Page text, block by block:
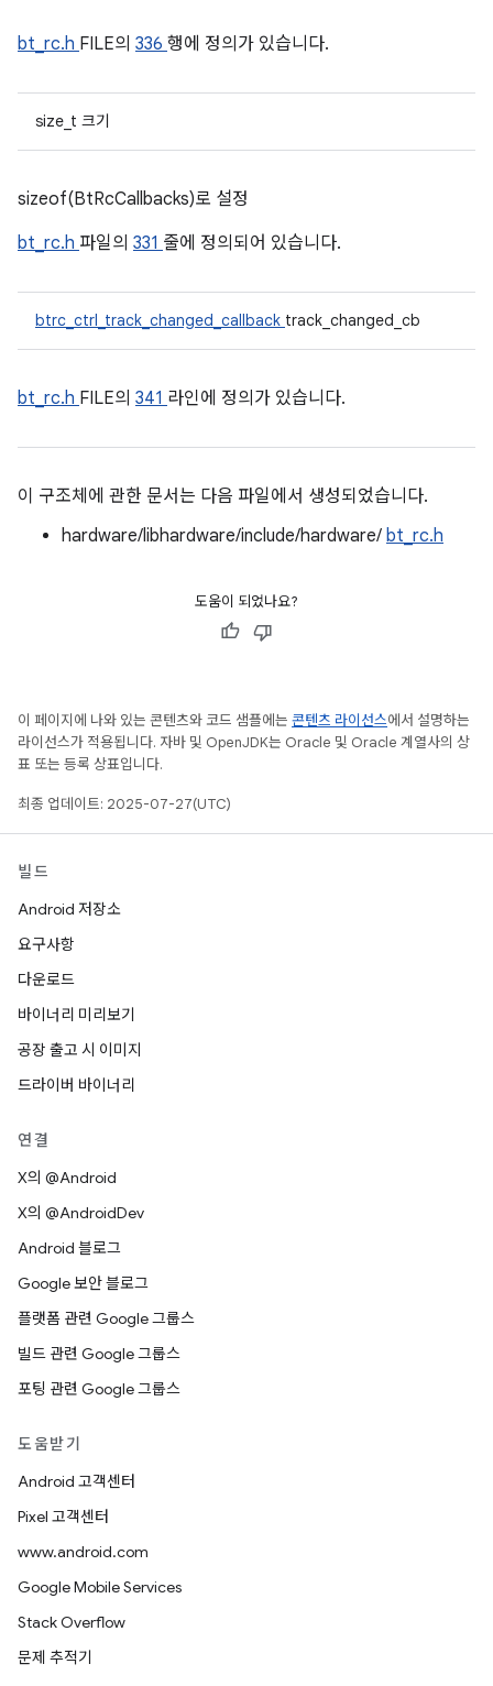
bt_rc.h FILE의 336 행에 정의가 있습니다.
size_t 크기
sizeof(BtRcCallbacks)로 설정
bt_rc.h 파일의 331 줄에 정의되어 있습니다.
btrc_ctrl_track_changed_callback track_changed_cb
bt_rc.h FILE의 341 라인에 정의가 있습니다.
이 구조체에 관한 문서는 다음 파일에서 생성되었습니다.
hardware/libhardware/include/hardware/ bt_rc.h
도움이 되었나요?
이 페이지에 나와 있는 콘텐츠와 코드 샘플에는 콘텐츠 라이선스에서 설명하는
라이선스가 적용됩니다. 자바 및 OpenJDK는 Oracle 및 Oracle 계열사의 상
표 또는 등록 상표입니다.
최종 업데이트: 2025-07-27(UTC)
빌드
Android 저장소
요구사항
다운로드
바이너리 미리보기
공장 출고 시 이미지
드라이버 바이너리
연결
X의 @Android
X의 @AndroidDev
Android 블로그
Google 보안 블로그
플랫폼 관련 Google 그룹스
빌드 관련 Google 그룹스
포팅 관련 Google 그룹스
도움받기
Android 고객센터
Pixel 고객센터
www.android.com
Google Mobile Services
Stack Overflow
문제 추적기